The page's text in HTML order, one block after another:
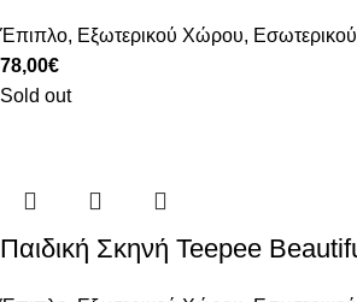
Έπιπλο, Εξωτερικού Χώρου,
78,00€
Sold out
Παιδική Σκηνή Teepee